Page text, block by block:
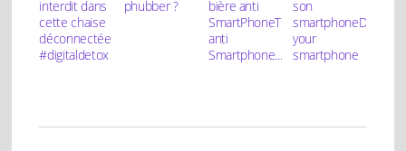
interdit dans
cette chaise
déconnectée
#digitaldetox
phubber ?
bière anti
SmartPhoneThe
anti
Smartphone...
son
smartphone
your
smartphone